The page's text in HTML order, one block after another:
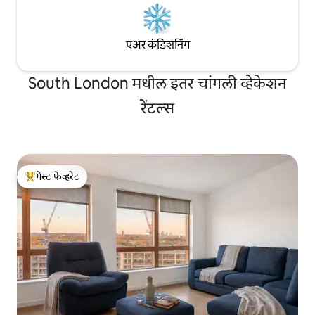
एअर कंडिशनिंग
South London मधील इतर चांगली व्हेकेशन
रेंटल्स
टॉप गेस्ट फेव्हरेट
गेस्ट फेव्हरेट